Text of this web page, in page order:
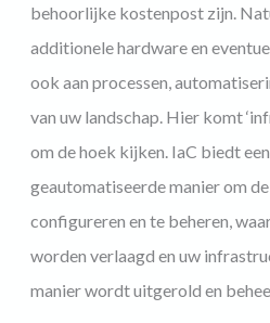
behoorlijke kostenpost zijn.
additionele hardware en
ook aan processen,
van uw landschap. Hier komt
om de hoek kijken. IaC biedt
geautomatiseerde manier om
configureren en te beheren,
worden verlaagd en uw
manier wordt uitgerold en